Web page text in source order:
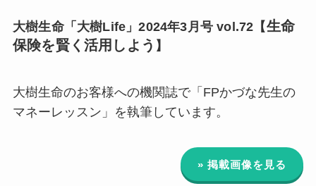
大樹生命「大樹Life」2024年3月号 vol.72【生命
保険を賢く活用しよう 】
大樹生命のお客様への機関誌で「FPかづな先生の
マネーレッスン」を執筆しています。
» 掲載画像を見る